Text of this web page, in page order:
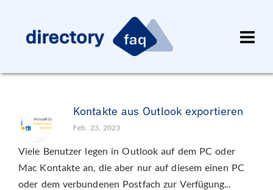
Kontakte aus Outlook exportieren
Feb. 23, 2023
Viele Benutzer legen in Outlook auf dem PC oder
Mac Kontakte an, die aber nur auf diesem einen PC
oder dem verbundenen Postfach zur Verfügung...